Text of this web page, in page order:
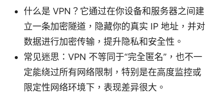
什么是 VPN？它通过在你设备和服务器之间建
立一条加密隧道，隐藏你的真实 IP 地址，并对
数据进行加密传输，提升隐私和安全性。
常见迷思：VPN 不等同于“完全匿名”，也不一
定能绕过所有网络限制，特别是在高度监控或
限定性网络环境下，表现差异很大。